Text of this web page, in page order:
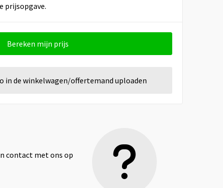
prijsopgave.
Bereken mijn prijs
in de winkelwagen/offertemand uploaden
contact met ons op